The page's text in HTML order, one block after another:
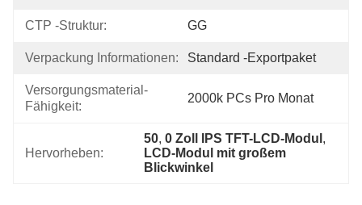
CTP -Struktur: GG
Verpackung Informationen: Standard -Exportpaket
Versorgungsmaterial-
Fähigkeit:
2000k PCs Pro Monat
Hervorheben:
50, 0 Zoll IPS TFT-LCD-Modul ,
LCD-Modul mit großem
Blickwinkel